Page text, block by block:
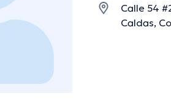
Calle 54
Caldas,